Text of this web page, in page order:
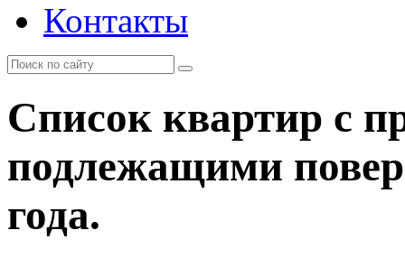
Контакты
Список квартир с
подлежащими
года.